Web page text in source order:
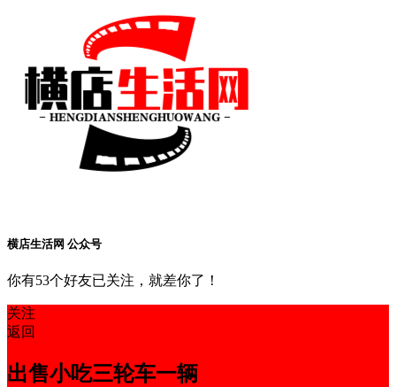
横店生活网 公众号
你有53个好友已关注，就差你了！
关注
返回
出售小吃三轮车一辆